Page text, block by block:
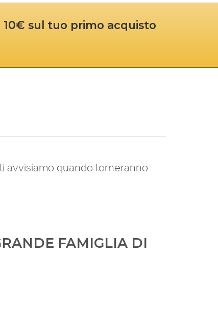
sul tuo primo acquisto
avvisiamo quando torneranno
FAMIGLIA DI